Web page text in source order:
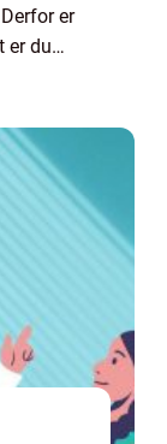
er
er du